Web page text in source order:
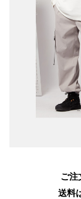
ご注
送料